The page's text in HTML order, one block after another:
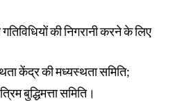
की निगरानी करने के लिए
केंद्र की मध्यस्थता समिति;
बुद्धिमत्ता समिति।